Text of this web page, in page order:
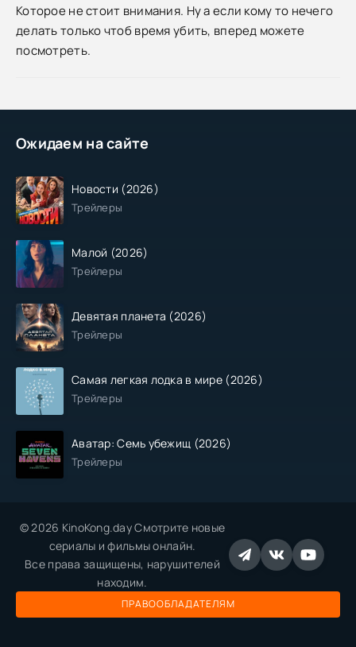
Ожидаем на сайте
Новости (2026)
Трейлеры
Малой (2026)
Трейлеры
Девятая планета (2026)
Трейлеры
Самая легкая лодка в мире (2026)
Трейлеры
Аватар: Семь убежищ (2026)
Трейлеры
Которое не стоит внимания. Ну а если кому то нечего
делать только чтоб время убить, вперед можете
посмотреть.
© 2026 KinoKong.day Смотрите новые
сериалы и фильмы онлайн.
Все права защищены, нарушителей
находим.
ПРАВООБЛАДАТЕЛЯМ